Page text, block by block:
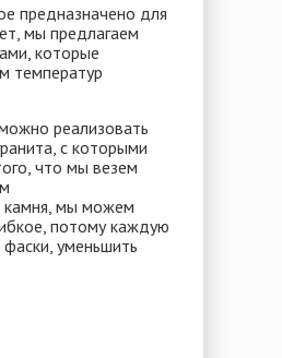
предназначено для
мы предлагаем
которые
температур
реализовать
с которыми
что мы везем
камня, мы можем
потому каждую
уменьшить